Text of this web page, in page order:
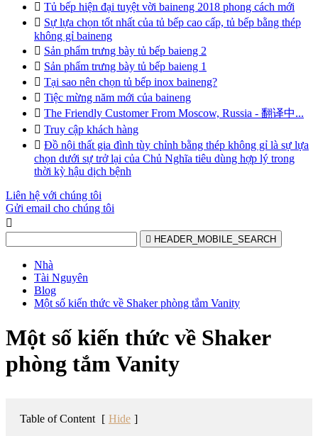
 Tủ bếp hiện đại tuyệt vời baineng 2018 phong cách mới
 Sự lựa chọn tốt nhất của tủ bếp cao cấp, tủ bếp bằng thép
không gỉ baineng
 Sản phẩm trưng bày tủ bếp baieng 2
 Sản phẩm trưng bày tủ bếp baieng 1
 Tại sao nên chọn tủ bếp inox baineng?
 Tiệc mừng năm mới của baineng
 The Friendly Customer From Moscow, Russia - 翻译中...
 Truy cập khách hàng
 Đồ nội thất gia đình tùy chỉnh bằng thép không gỉ là sự lựa
chọn dưới sự trở lại của Chủ Nghĩa tiêu dùng hợp lý trong
thời kỳ hậu dịch bệnh
Liên hệ với chúng tôi
Gửi email cho chúng tôi

 HEADER_MOBILE_SEARCH
Nhà
Tài Nguyên
Blog
Một số kiến thức về Shaker phòng tắm Vanity
Một số kiến thức về Shaker
phòng tắm Vanity
Table of Content [ Hide ]